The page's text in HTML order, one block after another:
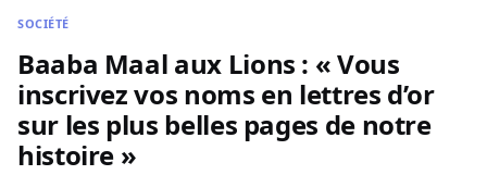
SOCIÉTÉ
Baaba Maal aux Lions : « Vous
inscrivez vos noms en lettres d’or
sur les plus belles pages de notre
histoire »